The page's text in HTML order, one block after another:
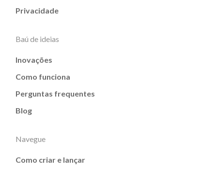
Privacidade
Baú de ideias
Inovações
Como funciona
Perguntas frequentes
Blog
Navegue
Como criar e lançar